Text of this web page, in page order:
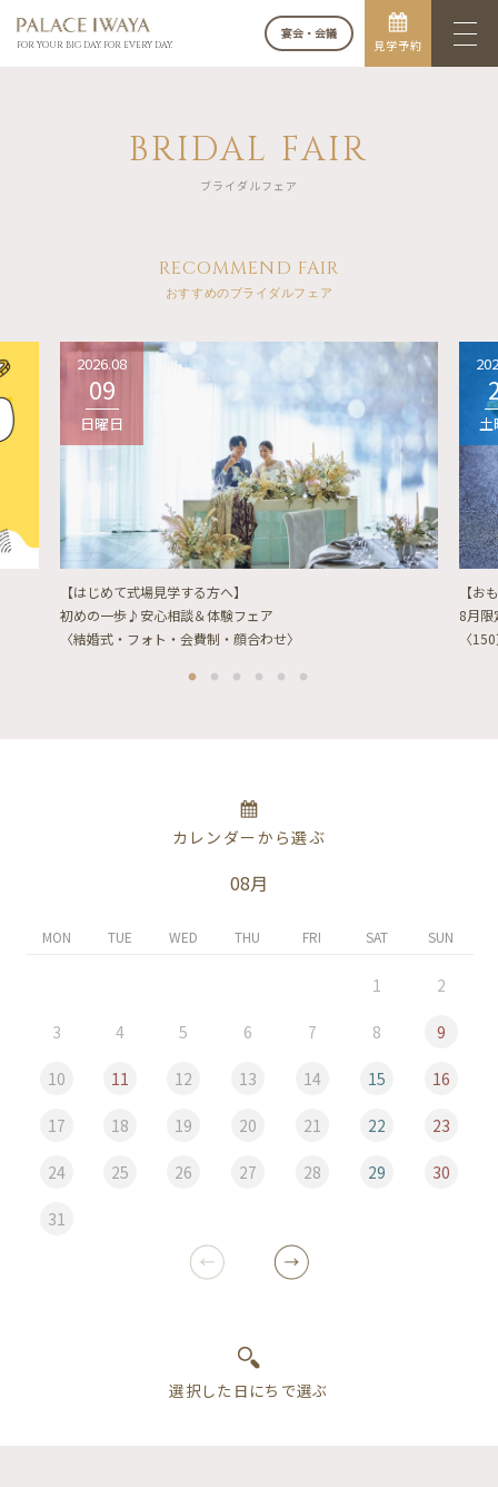
FOR YOUR BIG DAY. FOR EVERY DAY.
宴会・会議
見学予約
BRIDAL FAIR
ブライダルフェア
RECOMMEND FAIR
おすすめのブライダルフェア
2026.08
09
日曜日
【はじめて式場見学する方へ】
初めの一歩♪安心相談＆体験フェア
〈結婚式・フォト・会費制・顔合わせ〉
土
【お
8月限
〈
カレンダーから選ぶ
08月
MON TUE WED THU FRI SAT SUN
1 2
3 4 5 6 7 8 9
10 11 12 13 14 15 16
17 18 19 20 21 22 23
24 25 26 27 28 29 30
31